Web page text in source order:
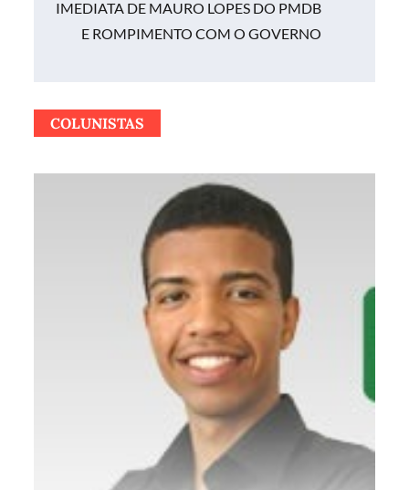
IMEDIATA DE MAURO LOPES DO PMDB
E ROMPIMENTO COM O GOVERNO
COLUNISTAS